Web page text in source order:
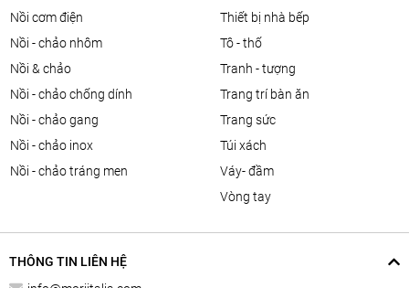
nồi cơm điện
nồi - chảo nhôm
nồi & chảo
nồi - chảo chống dính
nồi - chảo gang
nồi - chảo inox
nồi - chảo tráng men
thiết bị nhà bếp
tô - thố
tranh - tượng
trang trí bàn ăn
trang sức
túi xách
váy- đầm
vòng tay
THÔNG TIN LIÊN HỆ